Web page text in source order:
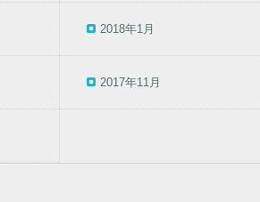
2018年1月
2017年11月